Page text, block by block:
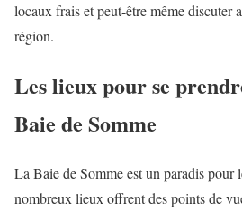
locaux frais et peut-être même discuter
région.
Les lieux pour se
Baie de Somme
La Baie de Somme est un paradis pour
nombreux lieux offrent des points de